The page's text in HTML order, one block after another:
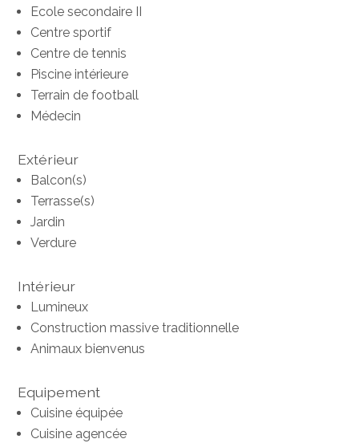
Ecole secondaire II
Centre sportif
Centre de tennis
Piscine intérieure
Terrain de football
Médecin
Extérieur
Balcon(s)
Terrasse(s)
Jardin
Verdure
Intérieur
Lumineux
Construction massive traditionnelle
Animaux bienvenus
Equipement
Cuisine équipée
Cuisine agencée